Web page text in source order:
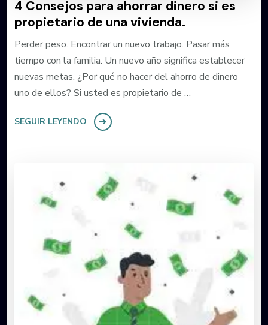
4 Consejos para ahorrar dinero si es
propietario de una vivienda.
Perder peso. Encontrar un nuevo trabajo. Pasar más
tiempo con la familia. Un nuevo año significa establecer
nuevas metas. ¿Por qué no hacer del ahorro de dinero
uno de ellos? Si usted es propietario de …
SEGUIR LEYENDO